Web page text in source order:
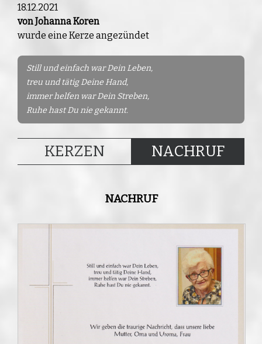
18.12.2021
von Johanna Koren
wurde eine Kerze angezündet
Still und einfach war Dein Leben,
treu und tätig Deine Hand,
immer helfen war Dein Streben,
Ruhe hast Du nie gekannt.
KERZEN NACHRUF
NACHRUF